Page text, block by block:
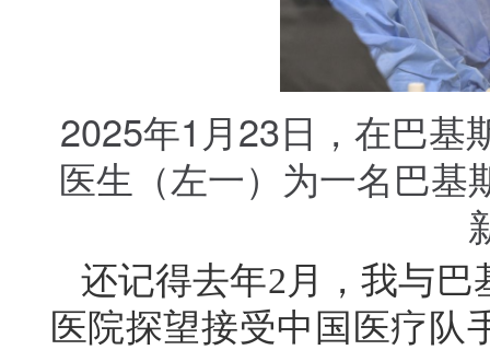
2025年1月23日，在巴基
医生（左一）为一名巴基
还记得去年2月，我与
医院探望接受中国医疗队